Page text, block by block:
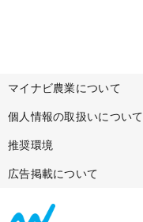
マイナビ農業について
個人情報の取扱いについて
推奨環境
広告掲載について